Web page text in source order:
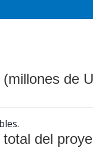
de
del